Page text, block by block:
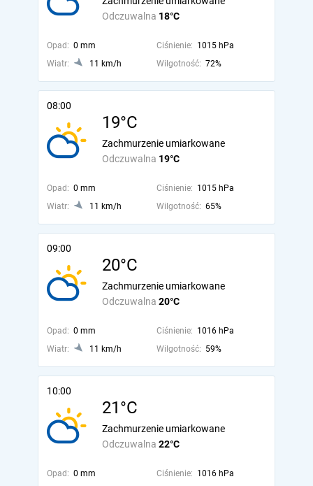
Odczuwalna 18°C
Opad: 0 mm Ciśnienie: 1015 hPa
Wiatr:
11 km/h Wilgotność: 72%
08:00
19°C
Odczuwalna 19°C
Zachmurzenie umiarkowane
Opad: 0 mm Ciśnienie: 1015 hPa
Wiatr:
11 km/h Wilgotność: 65%
09:00
20°C
Odczuwalna 20°C
Zachmurzenie umiarkowane
Opad: 0 mm Ciśnienie: 1016 hPa
Wiatr:
11 km/h Wilgotność: 59%
10:00
21°C
Odczuwalna 22°C
Zachmurzenie umiarkowane
Opad: 0 mm Ciśnienie: 1016 hPa